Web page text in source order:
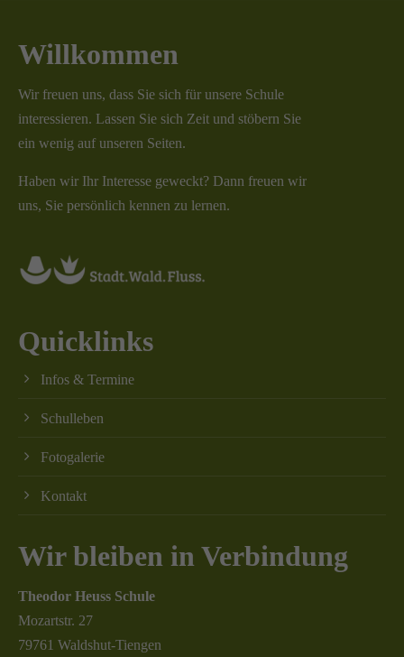
Willkommen
Wir freuen uns, dass Sie sich für unsere Schule
interessieren. Lassen Sie sich Zeit und stöbern Sie
ein wenig auf unseren Seiten.
Haben wir Ihr Interesse geweckt? Dann freuen wir
uns, Sie persönlich kennen zu lernen.
Quicklinks
Infos & Termine
Schulleben
Fotogalerie
Kontakt
Wir bleiben in Verbindung
Theodor Heuss Schule
Mozartstr. 27
79761 Waldshut-Tiengen